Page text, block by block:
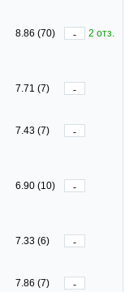
8.86 (70) -
2 отз.
7.71 (7)
-
7.43 (7)
-
6.90 (10)
-
7.33 (6)
-
7.86 (7)
-